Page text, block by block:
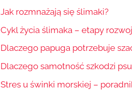
Jak rozmnażają się ślimaki?
Cykl życia ślimaka – etapy
Dlaczego papuga potrzebuje
Dlaczego samotność szkodzi
Stres u świnki morskiej –